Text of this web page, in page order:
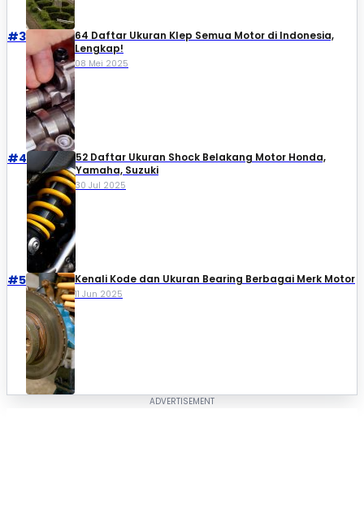
#3
64 Daftar Ukuran Klep Semua Motor di Indonesia,
Lengkap!
08 Mei 2025
#4
52 Daftar Ukuran Shock Belakang Motor Honda,
Yamaha, Suzuki​
30 Jul 2025
#5 Kenali Kode dan Ukuran Bearing Berbagai Merk Motor
11 Jun 2025